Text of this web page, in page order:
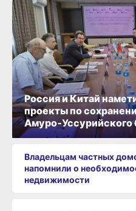
Россия и Китай
проекты по
Амуро‑Уссурийского
Владельцам частных
напомнили о
недвижимости